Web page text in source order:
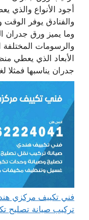
أجود الأنواع والذي
والفنادق يوفر الوقت
وما يميز ورق جدران
والرسومات المختلفة
الأبعاد الذي يعطي
جدران يناسبها فمثلا
تركيب صيانة تصليح